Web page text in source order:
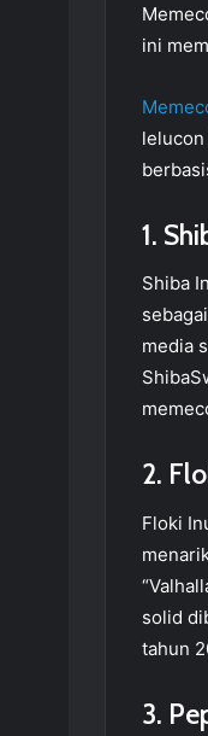
ini
1.
Shiba
media
2.
Floki
solid
tahun
3.